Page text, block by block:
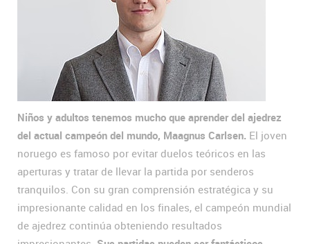
Niños y adultos tenemos mucho que aprender del ajedrez
del actual campeón del mundo, Maagnus Carlsen. El joven
noruego es famoso por evitar duelos teóricos en las
aperturas y tratar de llevar la partida por senderos
tranquilos. Con su gran comprensión estratégica y su
impresionante calidad en los finales, el campeón mundial
de ajedrez continúa obteniendo resultados